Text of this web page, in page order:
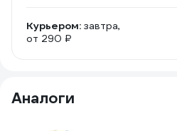
Курьером: завтра,
от 290 ₽
Аналоги